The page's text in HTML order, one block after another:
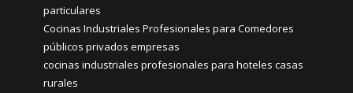
particulares
Cocinas Industriales Profesionales para Comedores
públicos privados empresas
cocinas industriales profesionales para hoteles casas
rurales